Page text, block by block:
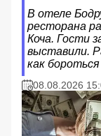
В отеле
ресторана
Коча. Гости
выставили.
как
08.08.2026